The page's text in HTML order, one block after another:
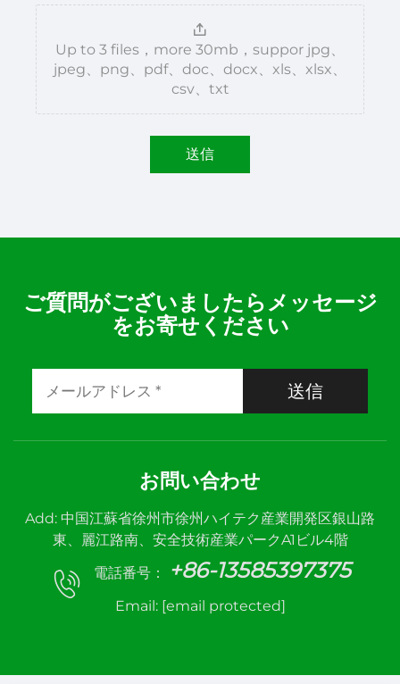
Up to 3 files，more 30mb，suppor jpg、
jpeg、png、pdf、doc、docx、xls、xlsx、
csv、txt
送信
ご質問がございましたらメッセージ
をお寄せください
送信
お問い合わせ
Add: 中国江蘇省徐州市徐州ハイテク産業開発区銀山路
東、麗江路南、安全技術産業パークA1ビル4階
電話番号：
+86-13585397375
Email: [email protected]